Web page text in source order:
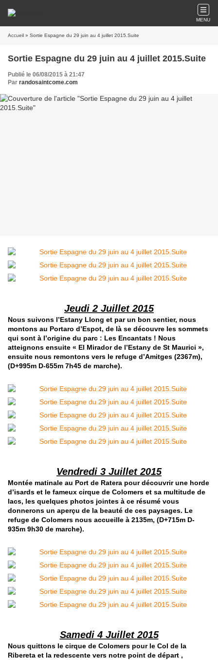
MENU
Accueil » Sortie Espagne du 29 juin au 4 juillet 2015.Suite
Sortie Espagne du 29 juin au 4 juillet 2015.Suite
Publié le 06/08/2015 à 21:47
Par randosaintcome.com
Jeudi 2 Juillet 2015
Nous suivons l’Estany Llong et par un bon sentier, nous
montons au Portaro d’Espot, de là se découvre les sommets
qui sont à l’origine du parc : Les Encantats ! Nous
atteignons ensuite « El Mirador de l’Estany de St Maurici »,
ensuite nous remontons vers le refuge d’Amitges (2367m),
(D+995m D-655m 7h45 de marche).
Vendredi 3 Juillet 2015
Montée matinale au Port de Ratera pour découvrir une horde
d’isards et le fameux cirque de Colomers et sa multitude de
lacs, les quelques photos jointes à ce résumé vous
donnerons un aperçu de la beauté de ces paysages. Le
refuge de Colomers nous accueille à 2135m, (D+715m D-
935m 9h30 de marche).
Samedi 4 Juillet 2015
Nous quittons le cirque de Colomers pour le Col de la
Ribereta et la redescente vers notre point de départ ,